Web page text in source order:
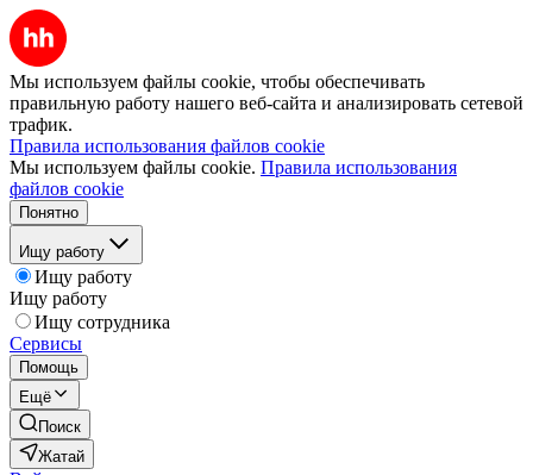
Мы используем файлы cookie, чтобы обеспечивать
правильную работу нашего веб-сайта и анализировать сетевой
трафик.
Правила использования файлов cookie
Мы используем файлы cookie. Правила использования
файлов cookie
Понятно
Ищу работу
Ищу работу
Ищу работу
Ищу сотрудника
Сервисы
Помощь
Ещё
Поиск
Жатай